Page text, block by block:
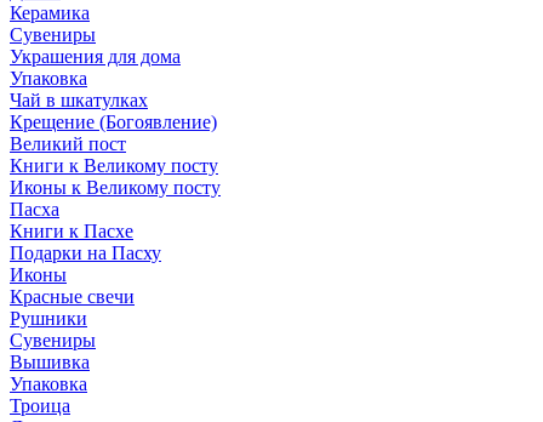
Керамика
Сувениры
Украшения для дома
Упаковка
Чай в шкатулках
Крещение (Богоявление)
Великий пост
Книги к Великому посту
Иконы к Великому посту
Пасха
Книги к Пасхе
Подарки на Пасху
Иконы
Красные свечи
Рушники
Сувениры
Вышивка
Упаковка
Троица